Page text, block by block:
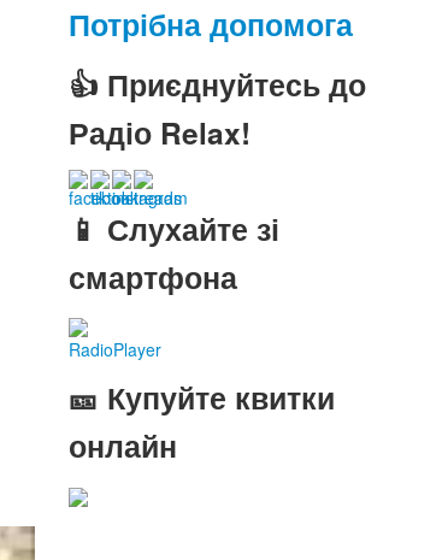
Потрібна допомога
👍 Приєднуйтесь до
Радіо Relax!
📱 Слухайте зі
смартфона
RadioPlayer
🎫 Купуйте квитки
онлайн